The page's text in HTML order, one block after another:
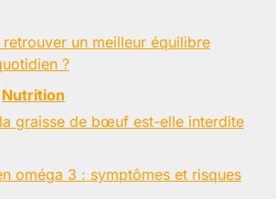
retrouver un meilleur équilibre
?
Nutrition
graisse de bœuf est-elle interdite
oméga 3 : symptômes et risques